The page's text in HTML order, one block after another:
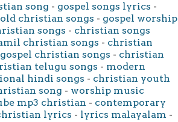
song - gospel songs lyrics -
old christian songs - gospel worship
songs - christian songs
christian songs - christian
gospel christian songs - christian
telugu songs - modern
hindi songs - christian youth
song - worship music
mp3 christian - contemporary
lyrics - lyrics malayalam -